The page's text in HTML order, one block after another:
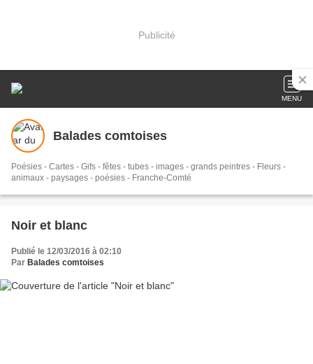
Publicité
MENU
Balades comtoises
Poésies - Cartes - Gifs - fêtes - tubes - images - grands peintres - Fleurs -
animaux - paysages - poésies - Franche-Comté
Noir et blanc
Publié le 12/03/2016 à 02:10
Par Balades comtoises